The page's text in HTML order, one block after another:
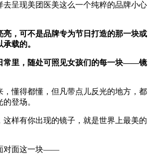
去呈现美团医美这么一个纯粹的品牌小心
亮，可不是品牌专为节日打造的那一块或
载的。
常里，随处可照见女孩们的每一块——镜
，懂得都懂，但凡带点儿反光的地方，都
登场。
这样有你出现的镜子，就是世界上最美的
对面这一块——